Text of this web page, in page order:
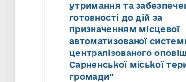
утримання та
готовності до дій за
призначенням місцевої
автоматизованої
централізованого
Сарненської міської
громади"